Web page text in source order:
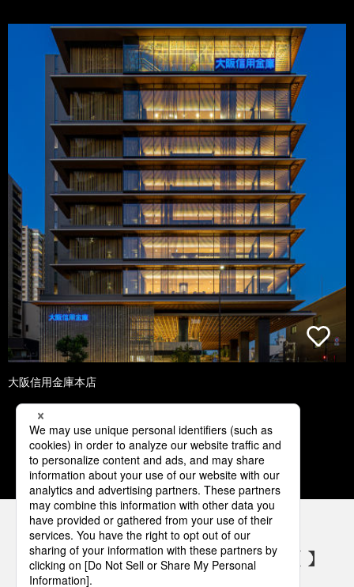
大阪信用金庫本店
1 2 3 4 5
パナソニックの電気設備 SNSアカウント